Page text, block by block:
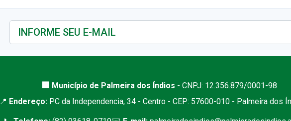
🏢 Município de Palmeira dos Índios - CNPJ: 12.356.879/0001-98
📍 Endereço: PC da Independencia, 34 - Centro - CEP: 57600-010 - Palmeira dos